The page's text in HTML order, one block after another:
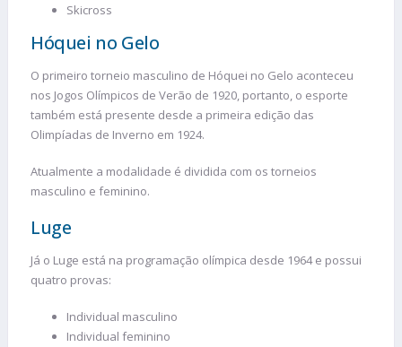
Skicross
Hóquei no Gelo
O primeiro torneio masculino de Hóquei no Gelo aconteceu
nos Jogos Olímpicos de Verão de 1920, portanto, o esporte
também está presente desde a primeira edição das
Olimpíadas de Inverno em 1924.
Atualmente a modalidade é dividida com os torneios
masculino e feminino.
Luge
Já o Luge está na programação olímpica desde 1964 e possui
quatro provas:
Individual masculino
Individual feminino